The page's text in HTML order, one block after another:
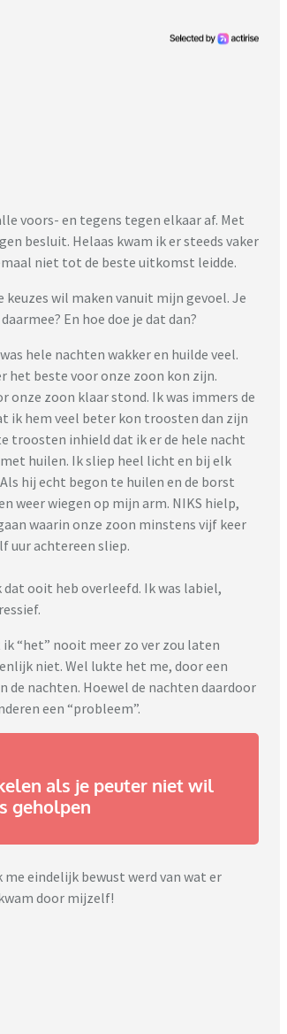
voors- en tegens tegen elkaar af. Met
besluit. Helaas kwam ik er steeds vaker
niet tot de beste uitkomst leidde.
wil maken vanuit mijn gevoel. Je
En hoe doe je dat dan?
hele nachten wakker en huilde veel.
het beste voor onze zoon kon zijn.
onze zoon klaar stond. Ik was immers de
ik hem veel beter kon troosten dan zijn
troosten inhield dat ik er de hele nacht
huilen. Ik sliep heel licht en bij elk
hij echt begon te huilen en de borst
weer wiegen op mijn arm. NIKS hielp,
waarin onze zoon minstens vijf keer
uur achtereen sliep.
ooit heb overleefd. Ik was labiel,
“het” nooit meer zo ver zou laten
niet. Wel lukte het me, door een
nachten. Hoewel de nachten daardoor
een “probleem”.
als je peuter niet wil
geholpen
eindelijk bewust werd van wat er
door mijzelf!